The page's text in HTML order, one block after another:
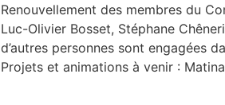
Renouvellement des membres du
Luc-Olivier Bosset, Stéphane
d’autres personnes sont engagées
Projets et animations à venir :